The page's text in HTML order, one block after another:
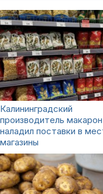
Калининградский
производитель макарон
наладил поставки в
магазины